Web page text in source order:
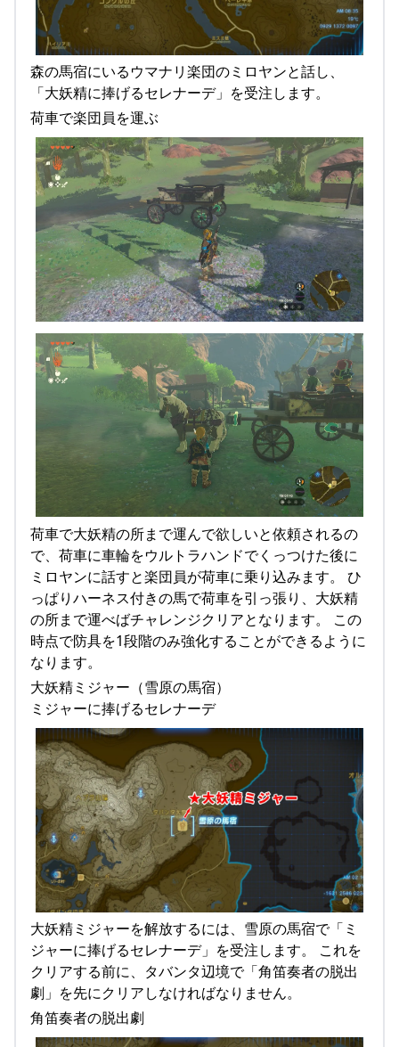
森の馬宿にいるウマナリ楽団のミロヤンと話し、
「大妖精に捧げるセレナーデ」を受注します。
荷車で楽団員を運ぶ
荷車で大妖精の所まで運んで欲しいと依頼されるの
で、荷車に車輪をウルトラハンドでくっつけた後に
ミロヤンに話すと楽団員が荷車に乗り込みます。 ひ
っぱりハーネス付きの馬で荷車を引っ張り、大妖精
の所まで運べばチャレンジクリアとなります。 この
時点で防具を1段階のみ強化することができるように
なります。
大妖精ミジャー（雪原の馬宿）
ミジャーに捧げるセレナーデ
大妖精ミジャーを解放するには、雪原の馬宿で「ミ
ジャーに捧げるセレナーデ」を受注します。 これを
クリアする前に、タバンタ辺境で「角笛奏者の脱出
劇」を先にクリアしなければなりません。
角笛奏者の脱出劇